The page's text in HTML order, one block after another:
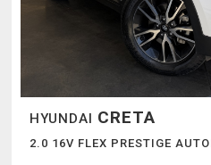
HYUNDAI CRETA
2.0 16V FLEX PRESTIGE